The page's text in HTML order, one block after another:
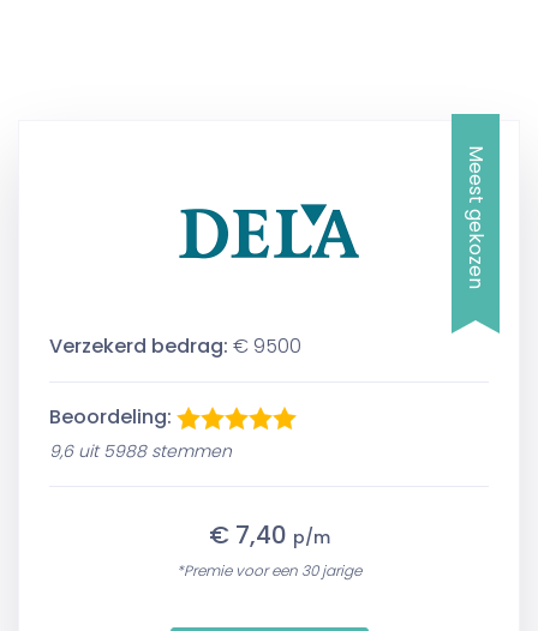
Meest gekozen
Verzekerd bedrag: € 9500
Beoordeling:
9,6 uit 5988 stemmen
€ 7,40 p/m
*Premie voor een 30 jarige